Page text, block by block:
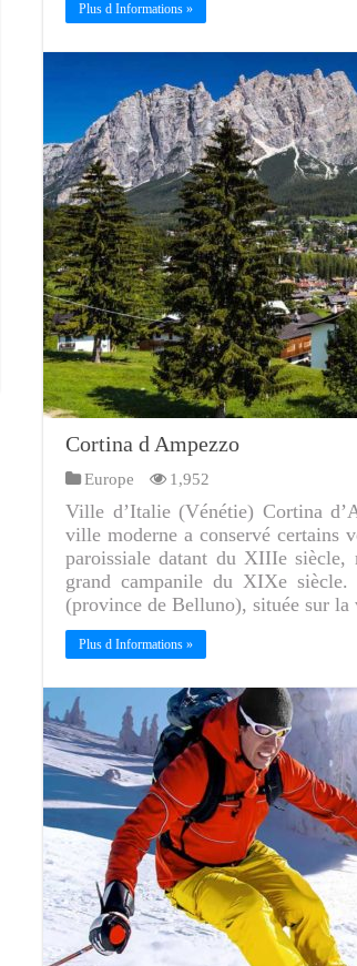
Plus d Informations »
Cortina d Ampezzo
Europe 1,952
Ville d’Italie (Vénétie) Cortina
ville moderne a conservé certains
paroissiale datant du XIIIe siècle,
grand campanile du XIXe
(province de Belluno), située sur
Plus d Informations »